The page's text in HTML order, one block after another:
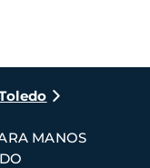
MANOS